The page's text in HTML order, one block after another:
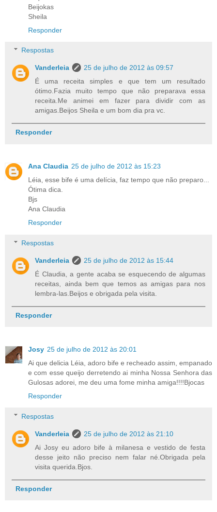
Beijokas
Sheila
Responder
Respostas
Vanderleia
25 de julho de 2012 às 09:57
É uma receita simples e que tem um resultado
ótimo.Fazia muito tempo que não preparava essa
receita.Me animei em fazer para dividir com as
amigas.Beijos Sheila e um bom dia pra vc.
Responder
Ana Claudia 25 de julho de 2012 às 15:23
Léia, esse bife é uma delícia, faz tempo que não preparo...
Ótima dica.
Bjs
Ana Claudia
Responder
Respostas
Vanderleia
25 de julho de 2012 às 15:44
É Claudia, a gente acaba se esquecendo de algumas
receitas, ainda bem que temos as amigas para nos
lembra-las.Beijos e obrigada pela visita.
Responder
Josy 25 de julho de 2012 às 20:01
Ai que delicia Léia, adoro bife e recheado assim, empanado
e com esse queijo derretendo ai minha Nossa Senhora das
Gulosas adorei, me deu uma fome minha amiga!!!!Bjocas
Responder
Respostas
Vanderleia
25 de julho de 2012 às 21:10
Ai Josy eu adoro bife à milanesa e vestido de festa
desse jeito não preciso nem falar né.Obrigada pela
visita querida.Bjos.
Responder